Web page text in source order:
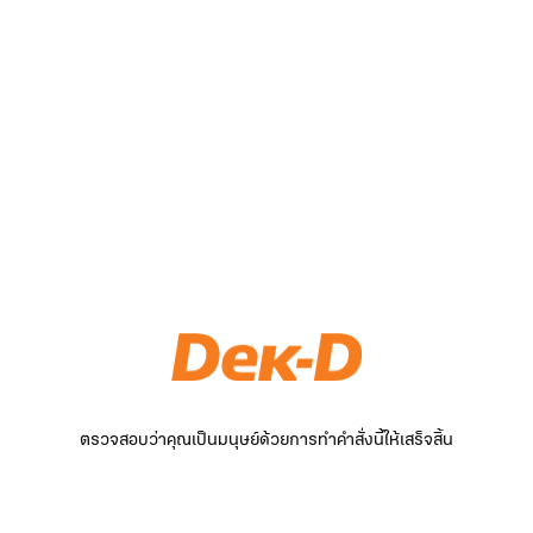
ตรวจสอบว่าคุณเป็นมนุษย์ด้วยการทำคำสั่งนี้ให้เสร็จสิ้น